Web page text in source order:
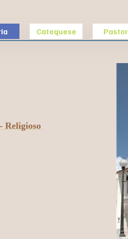
Religioso
Catequese